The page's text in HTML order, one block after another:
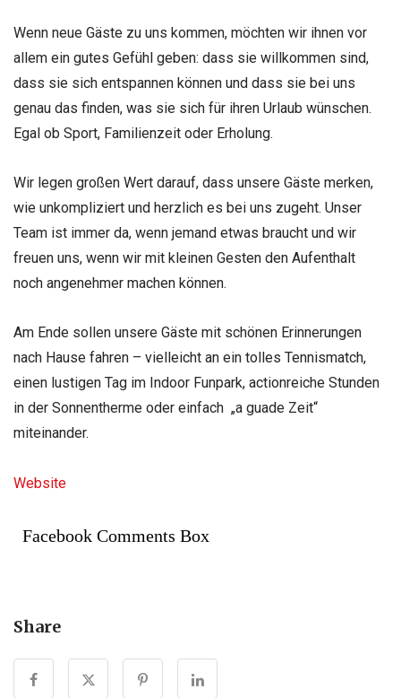
Wenn neue Gäste zu uns kommen, möchten wir ihnen vor
allem ein gutes Gefühl geben: dass sie willkommen sind,
dass sie sich entspannen können und dass sie bei uns
genau das finden, was sie sich für ihren Urlaub wünschen.
Egal ob Sport, Familienzeit oder Erholung.
Wir legen großen Wert darauf, dass unsere Gäste merken,
wie unkompliziert und herzlich es bei uns zugeht. Unser
Team ist immer da, wenn jemand etwas braucht und wir
freuen uns, wenn wir mit kleinen Gesten den Aufenthalt
noch angenehmer machen können.
Am Ende sollen unsere Gäste mit schönen Erinnerungen
nach Hause fahren – vielleicht an ein tolles Tennismatch,
einen lustigen Tag im Indoor Funpark, actionreiche Stunden
in der Sonnentherme oder einfach „a guade Zeit“
miteinander.
Website
Facebook Comments Box
Share